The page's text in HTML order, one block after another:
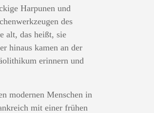
Harpunen und
des
alt, das heißt, sie
hinaus kamen an der
erinnern und
modernen Menschen in
mit einer frühen